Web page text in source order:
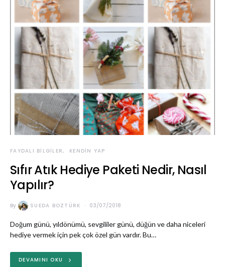
FAYDALI BILGILER KENDIN YAP
Sıfır Atık Hediye Paketi Nedir, Nasıl
Yapılır?
By SUEDA BOZTÜRK 03/07/2018
Doğum günü, yıldönümü, sevgililer günü, düğün ve daha niceleri
hediye vermek için pek çok özel gün vardır. Bu…
DEVAMINI OKU